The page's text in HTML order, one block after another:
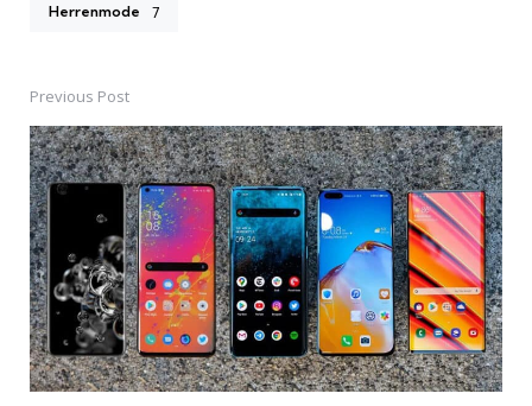
Herrenmode 7
Post
navigation
Previous Post